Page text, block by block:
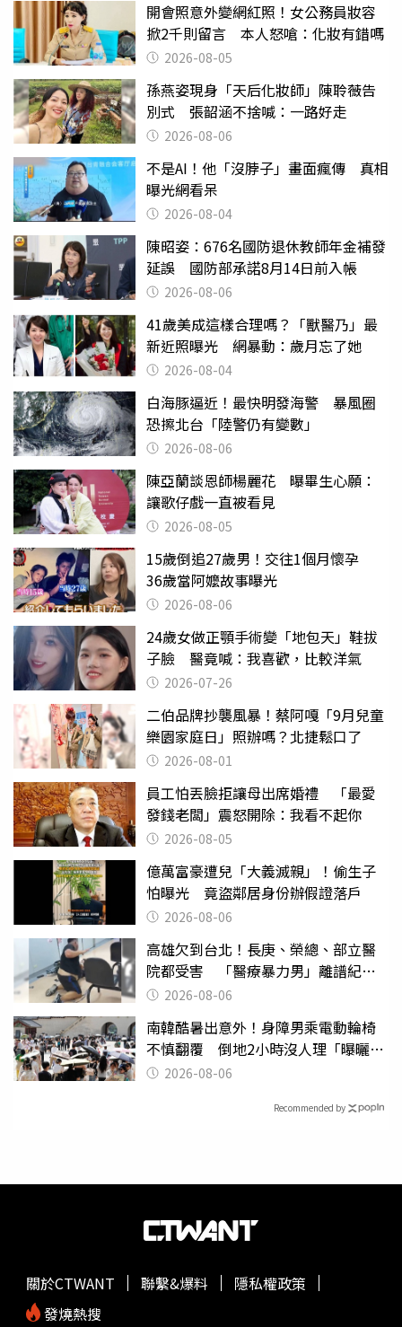
開會照意外變網紅照！女公務員妝容
掀2千則留言 本人怒嗆：化妝有錯嗎
2026-08-05
孫燕姿現身「天后化妝師」陳聆薇告
別式 張韶涵不捨喊：一路好走
2026-08-06
不是AI！他「沒脖子」畫面瘋傳 真相
曝光網看呆
2026-08-04
陳昭姿：676名國防退休教師年金補發
延誤 國防部承諾8月14日前入帳
2026-08-06
41歲美成這樣合理嗎？「獸醫乃」最
新近照曝光 網暴動：歲月忘了她
2026-08-04
白海豚逼近！最快明發海警 暴風圈
恐擦北台「陸警仍有變數」
2026-08-06
陳亞蘭談恩師楊麗花 曝畢生心願：
讓歌仔戲一直被看見
2026-08-05
15歲倒追27歲男！交往1個月懷孕
36歲當阿嬤故事曝光
2026-08-06
24歲女做正顎手術變「地包天」鞋拔
子臉 醫竟喊：我喜歡，比較洋氣
2026-07-26
二伯品牌抄襲風暴！蔡阿嘎「9月兒童
樂園家庭日」照辦嗎？北捷鬆口了
2026-08-01
員工怕丟臉拒讓母出席婚禮 「最愛
發錢老闆」震怒開除：我看不起你
2026-08-05
億萬富豪遭兒「大義滅親」！偷生子
怕曝光 竟盜鄰居身份辦假證落戶
2026-08-06
高雄欠到台北！長庚、榮總、部立醫
院都受害 「醫療暴力男」離譜紀錄
曝光2026-08-06
南韓酷暑出意外！身障男乘電動輪椅
不慎翻覆 倒地2小時沒人理「曝曬
亡」2026-08-06
Recommended by
關於CTWANT 聯繫&爆料
隱私權政策
發燒熱搜